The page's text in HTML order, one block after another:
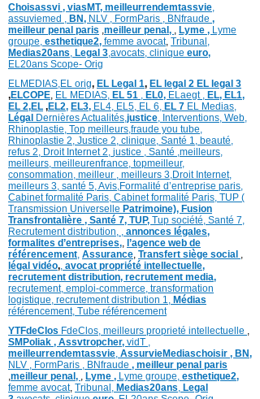
Choisassvi , viasMT, meilleurrendemtassvie
assuviemed , BN, NLV , FormParis , BNfraude ,
meilleur penal paris meilleur penal, Lyme , Lyme
groupe, esthetique2, femme avocat, Tribunal,
Medias20ans Legal 3 avocats, clinique euro,
EL20ans Scope- Orig
ELMEDIAS, EL orig, EL Legal 1, EL legal 2 EL legal 3
,ELCOPE EL MEDIAS, EL 51 EL0, ELaegt , EL, EL1,
EL 2,EL ,EL2, EL3, EL4, EL5, EL 6, EL 7 EL Medias,
Légal DernièresActualités, justice Interventions, Web,
Rhinoplastie Top meilleurs fraude you tube
Rhinoplastie 2 Justice 2 clinique Santé 1
, beauté,
refus 2 Droit Internet 2 justice , Santé , meilleurs
meilleurs meilleurenfrance, topmeilleur,
consommation , meilleur , meilleurs 3, Droit Internet,
meilleurs 3, santé 5, Avis Formalité d’entreprise paris,
Cabinet formalité Paris, Cabinet formalité Paris, TUP (
Transmission Universelle Patrimoine), Fusion
Transfrontalière , Santé 7, TUP, Tup société, Santé 7,
Recrutement distribution,
annonces légales,
formalites d’entreprises, l’agence web de
référencement Assurance Transfert siège social
légal vidéo, avocat propriété intellectuelle,
recrutement distribution, recrutement media,
recrutement, emploi-commerce, transformation
logistique, recrutement distribution 1, Médias
référencement, Tube référencement
YTFdeClos FdeClos, meilleurs proprieté intellectuelle
SMPoliak , Assvtropcher, vidT ,
meilleurrendemtassvie AssurvieMediaschoisir , BN,
NLV , FormParis , BNfraude , meilleur penal paris
meilleur penal, Lyme , Lyme groupe, esthetique2,
femme avocat, Tribunal, Medias20ans Legal